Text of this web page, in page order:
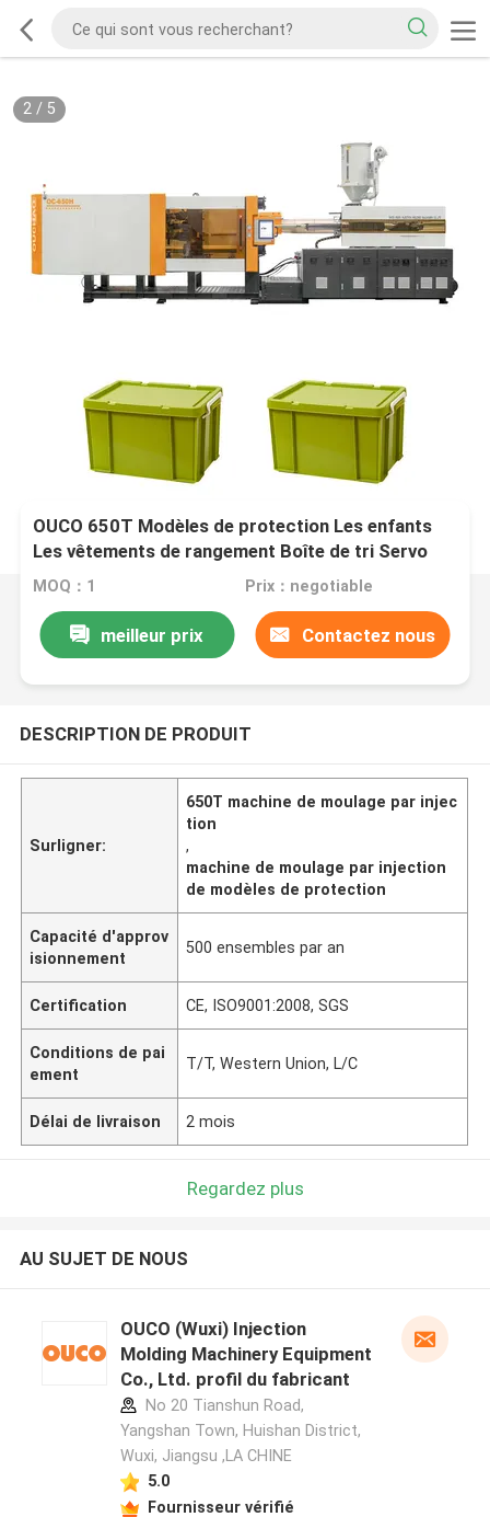
2/ 5
OUCO 650T Modèles de protection Les enfants
Les vêtements de rangement Boîte de tri Servo
hydraulique Machine de moulage par injection
MOQ：1 Prix：negotiable
meilleur prix Contactez nous
DESCRIPTION DE PRODUIT
Surligner:
650T machine de moulage par injec
tion
,
machine de moulage par injection
de modèles de protection
Capacité d'approv
isionnement
500 ensembles par an
Certification CE, ISO9001:2008, SGS
Conditions de pai
ement
T/T, Western Union, L/C
Délai de livraison 2 mois
Regardez plus
AU SUJET DE NOUS
OUCO (Wuxi) Injection
Molding Machinery Equipment
Co., Ltd. profil du fabricant
No 20 Tianshun Road,
Yangshan Town, Huishan District,
Wuxi, Jiangsu ,LA CHINE
5.0
Fournisseur vérifié